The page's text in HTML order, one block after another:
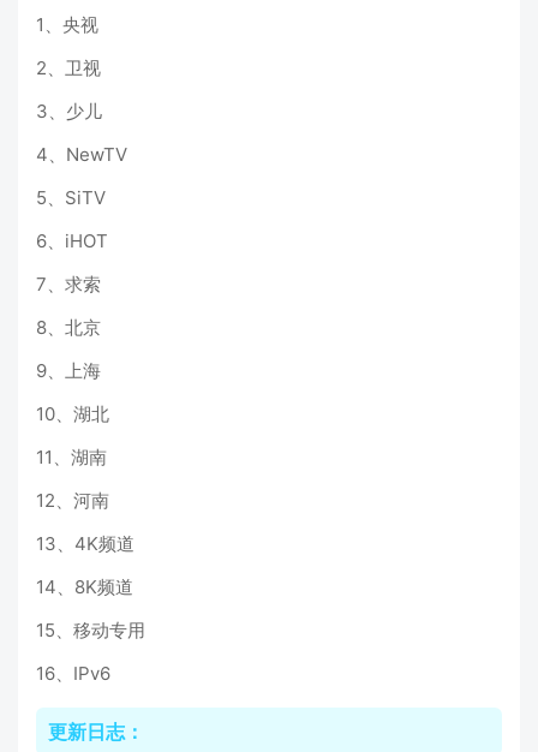
1、央视
2、卫视
3、少儿
4、NewTV
5、SiTV
6、iHOT
7、求索
8、北京
9、上海
10、湖北
11、湖南
12、河南
13、4K频道
14、8K频道
15、移动专用
16、IPv6
更新日志：